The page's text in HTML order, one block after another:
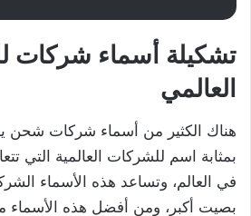
تشكيلة أسماء شركات
العالمي
هناك الكثير من أسماء شركات شحن
بمثابة اسم للشركات العالمية التي
في العالم، وتساعد هذه الأسماء
بصيت أكبر، ومن أفضل هذه الأسماء